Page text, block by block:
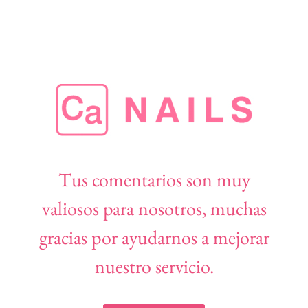
Tus comentarios son muy
valiosos para nosotros, muchas
gracias por ayudarnos a mejorar
nuestro servicio.